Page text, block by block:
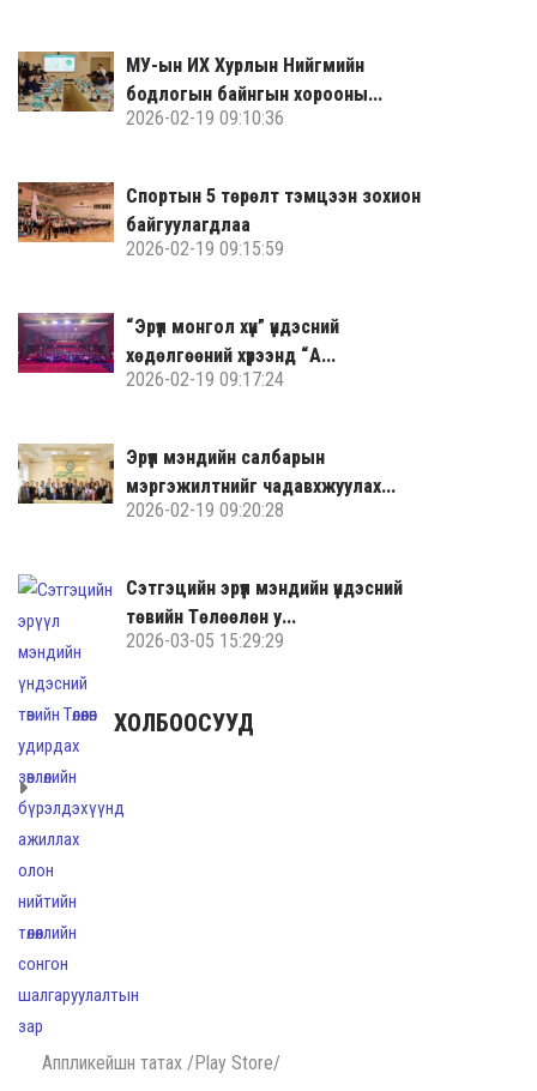
МУ-ын ИХ Хурлын Нийгмийн
бодлогын байнгын хорооны...
2026-02-19 09:10:36
Спортын 5 төрөлт тэмцээн зохион
байгуулагдлаа
2026-02-19 09:15:59
“Эрүүл монгол хүн” үндэсний
хөдөлгөөний хүрээнд “А...
2026-02-19 09:17:24
Эрүүл мэндийн салбарын
мэргэжилтнийг чадавхжуулах...
2026-02-19 09:20:28
Сэтгэцийн эрүүл мэндийн үндэсний
төвийн Төлөөлөн у...
2026-03-05 15:29:29
ХОЛБООСУУД
Аппликейшн татах /Play Store/